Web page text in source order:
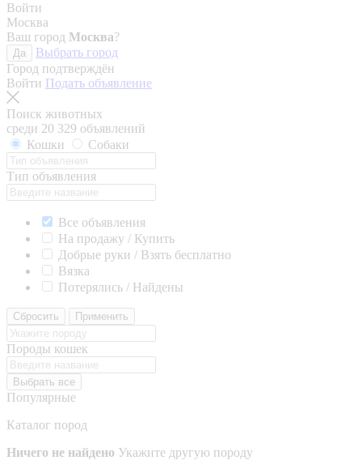
Войти
Москва
Ваш город Москва?
Да
Выбрать город
Город подтверждён
Войти Подать объявление
Поиск животных
среди 20 329 объявлений
Кошки
Собаки
Тип объявления
Все объявления
На продажу / Купить
Добрые руки / Взять бесплатно
Вязка
Потерялись / Найдены
Сбросить Применить
Породы кошек
Выбрать все
Популярные
Каталог пород
Ничего не найдено Укажите другую породу